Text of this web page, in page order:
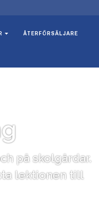
ÅTERFÖRSÄLJARE
på skolgårdar.
lektionen till